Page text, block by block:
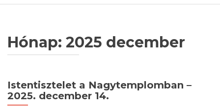
Hónap: 2025 december
Istentisztelet a Nagytemplomban –
2025. december 14.